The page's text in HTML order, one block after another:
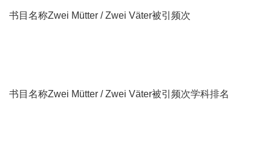
书目名称Zwei Mütter / Zwei Väter被引频次
书目名称Zwei Mütter / Zwei Väter被引频次学科排名